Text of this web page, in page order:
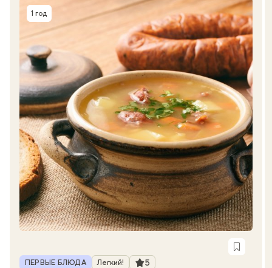
Время приготовления
1 год
Рубрика
ПЕРВЫЕ БЛЮДА Легкий! Рейтинг
5